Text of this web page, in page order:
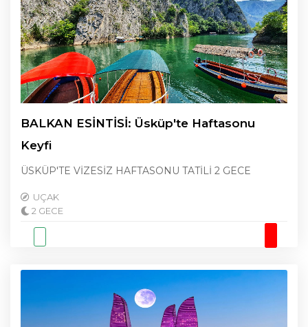
BALKAN ESİNTİSİ: Üsküp'te Haftasonu
Keyfi
ÜSKÜP'TE VİZESİZ HAFTASONU TATİLİ 2 GECE
UÇAK
2 GECE